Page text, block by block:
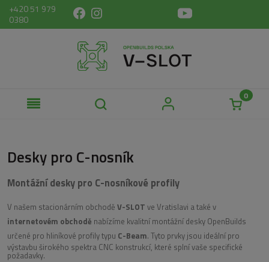
+420 51 979
0380
Desky pro C-nosník
Montážní desky pro C-nosníkové profily
V našem stacionárním obchodě V-SLOT ve Vratislavi a také v
internetovém obchodě nabízíme kvalitní montážní desky OpenBuilds
určené pro hliníkové profily typu C-Beam. Tyto prvky jsou ideální pro
výstavbu širokého spektra CNC konstrukcí, které splní vaše specifické
požadavky.